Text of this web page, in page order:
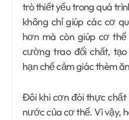
trò thiết yếu trong quá
không chỉ giúp các cơ
hơn mà còn giúp cơ
cường trao đổi chất,
hạn chế cảm giác thèm
Đôi khi cơn đói thực chất
nước của cơ thể. Vì vậy,